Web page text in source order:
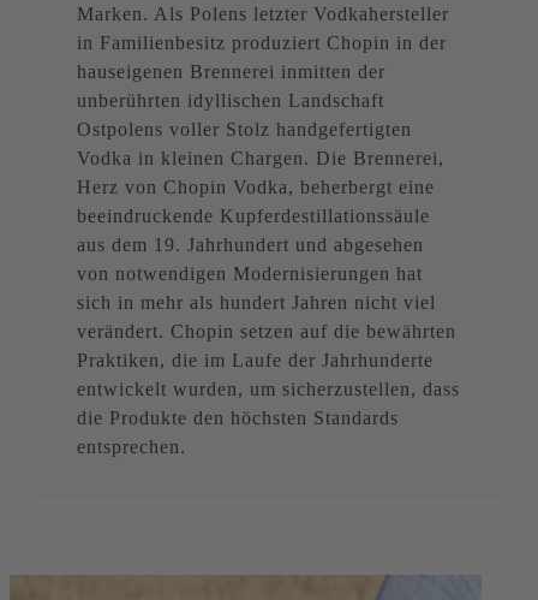
Marken. Als Polens letzter Vodkahersteller
in Familienbesitz produziert Chopin in der
hauseigenen Brennerei inmitten der
unberührten idyllischen Landschaft
Ostpolens voller Stolz handgefertigten
Vodka in kleinen Chargen. Die Brennerei,
Herz von Chopin Vodka, beherbergt eine
beeindruckende Kupferdestillationssäule
aus dem 19. Jahrhundert und abgesehen
von notwendigen Modernisierungen hat
sich in mehr als hundert Jahren nicht viel
verändert. Chopin setzen auf die bewährten
Praktiken, die im Laufe der Jahrhunderte
entwickelt wurden, um sicherzustellen, dass
die Produkte den höchsten Standards
entsprechen.